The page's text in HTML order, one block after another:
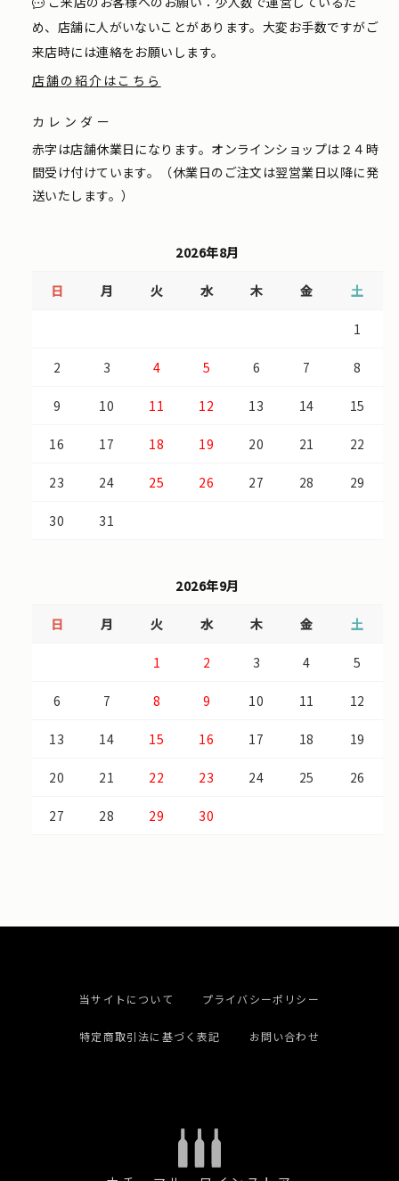
め、店舗に人がいないことがあります。大変お手数ですがご
来店時には連絡をお願いします。
店舗の紹介はこちら
カレンダー
赤字は店舗休業日になります。オンラインショップは２４時
間受け付けています。（休業日のご注文は翌営業日以降に発
送いたします。）
2026年8月
日 月 火 水 木 金 土
1
2 3 4 5 6 7 8
9 10 11 12 13 14 15
16 17 18 19 20 21 22
23 24 25 26 27 28 29
30 31
2026年9月
日 月 火 水 木 金 土
1 2 3 4 5
6 7 8 9 10 11 12
13 14 15 16 17 18 19
20 21 22 23 24 25 26
27 28 29 30
当サイトについて プライバシーポリシー
特定商取引法に基づく表記 お問い合わせ